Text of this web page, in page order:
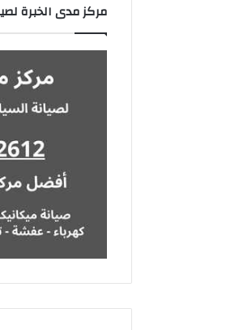
مركز مدى الخبرة